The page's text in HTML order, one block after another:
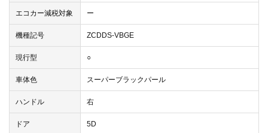
エコカー減税対象 ー
機種記号 ZCDDS-VBGE
現行型 ○
車体色 スーパーブラックパール
ハンドル 右
ドア 5D